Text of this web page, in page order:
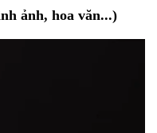
ảnh, hoa văn...)